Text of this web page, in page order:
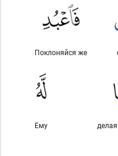
Поклоняйся же
Ему